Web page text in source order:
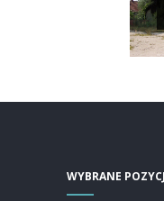
WYBRANE